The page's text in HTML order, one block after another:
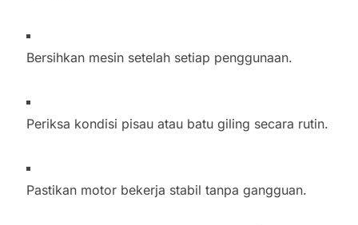
Bersihkan mesin setelah setiap penggunaan.
Periksa kondisi pisau atau batu giling secara rutin.
Pastikan motor bekerja stabil tanpa gangguan.